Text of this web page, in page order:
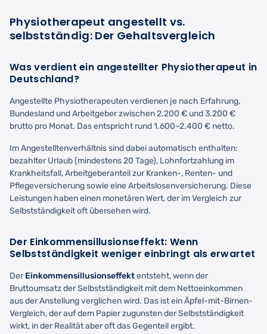
Physiotherapeut angestellt vs.
selbstständig: Der Gehaltsvergleich
Was verdient ein angestellter Physiotherapeut in
Deutschland?
Angestellte Physiotherapeuten verdienen je nach Erfahrung,
Bundesland und Arbeitgeber zwischen 2.200 € und 3.200 €
brutto pro Monat. Das entspricht rund 1.600–2.400 € netto.
Im Angestelltenverhältnis sind dabei automatisch enthalten:
bezahlter Urlaub (mindestens 20 Tage), Lohnfortzahlung im
Krankheitsfall, Arbeitgeberanteil zur Kranken-, Renten- und
Pflegeversicherung sowie eine Arbeitslosenversicherung. Diese
Leistungen haben einen monetären Wert, der im Vergleich zur
Selbstständigkeit oft übersehen wird.
Der Einkommensillusionseffekt: Wenn
Selbstständigkeit weniger einbringt als erwartet
DerEinkommensillusionseffektentsteht, wenn der
Bruttoumsatz der Selbstständigkeit mit dem Nettoeinkommen
aus der Anstellung verglichen wird. Das ist ein Äpfel-mit-Birnen-
Vergleich, der auf dem Papier zugunsten der Selbstständigkeit
wirkt, in der Realität aber oft das Gegenteil ergibt.